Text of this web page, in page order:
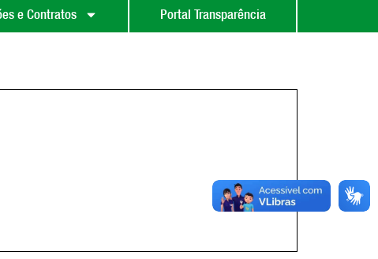
e Contratos Portal Transparência